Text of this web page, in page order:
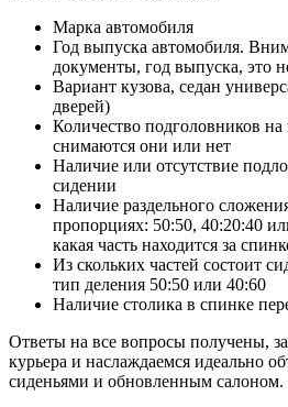
Марка автомобиля
Год выпуска автомобиля.
документы, год выпуска, это
Вариант кузова, седан
дверей)
Количество подголовников
снимаются они или нет
Наличие или отсутствие
сидении
Наличие раздельного
пропорциях: 50:50, 40:20:40
какая часть находится за
Из скольких частей состоит
тип деления 50:50 или 40:60
Наличие столика в спинке
Ответы на все вопросы получены,
курьера и наслаждаемся идеально
сиденьями и обновленным салоном.